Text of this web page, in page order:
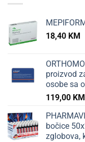
18,40 KM
proizvod
osobe sa
119,00 KM
bočice
zglobova,